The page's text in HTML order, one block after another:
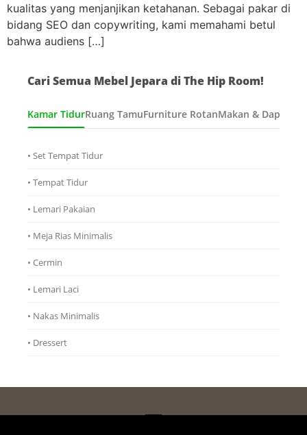
kualitas yang menjanjikan ketahanan. Sebagai pakar di
bidang SEO dan copywriting, kami memahami betul
bahwa audiens […]
Cari Semua Mebel Jepara di The Hip Room!
Kamar TidurRuang TamuFurniture RotanMakan & Dapur
• Set Tempat Tidur
• Tempat Tidur
• Lemari Pakaian
• Meja Rias Minimalis
• Cermin
• Lemari Laci
• Nakas Minimalis
• Dressert